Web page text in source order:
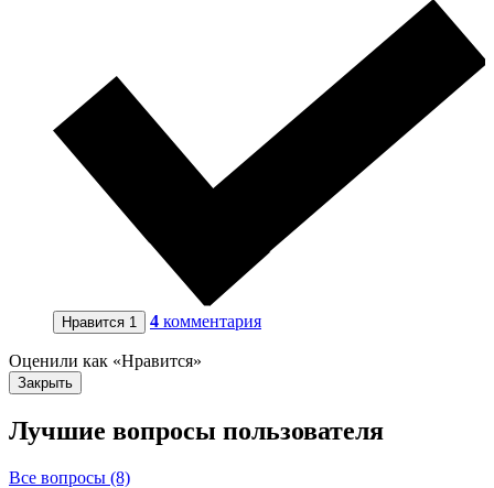
Нравится 1 4 комментария
Оценили как «Нравится»
Закрыть
Лучшие вопросы пользователя
Все вопросы (8)